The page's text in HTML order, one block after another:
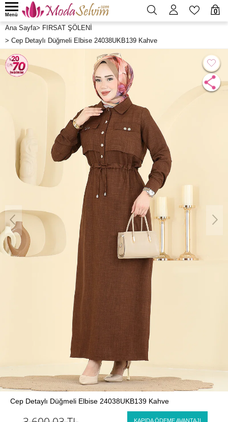
0
Menü
Ana Sayfa> FIRSAT ŞÖLENİ
> Cep Detaylı Düğmeli Elbise 24038UKB139 Kahve
Cep Detaylı Düğmeli Elbise 24038UKB139 Kahve
KAPIDA ÖDEME AVANTAJI